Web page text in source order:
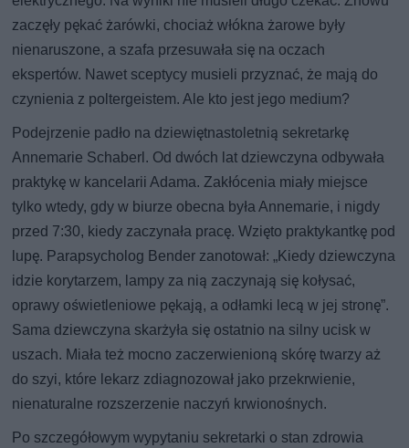
zaczęły pękać żarówki, chociaż włókna żarowe były
nienaruszone, a szafa przesuwała się na oczach
ekspertów. Nawet sceptycy musieli przyznać, że mają do
czynienia z poltergeistem. Ale kto jest jego medium?
Podejrzenie padło na dziewiętnastoletnią sekretarkę
Annemarie Schaberl. Od dwóch lat dziewczyna odbywała
praktykę w kancelarii Adama. Zakłócenia miały miejsce
tylko wtedy, gdy w biurze obecna była Annemarie, i nigdy
przed 7:30, kiedy zaczynała pracę. Wzięto praktykantkę pod
lupę. Parapsycholog Bender zanotował: „Kiedy dziewczyna
idzie korytarzem, lampy za nią zaczynają się kołysać,
oprawy oświetleniowe pękają, a odłamki lecą w jej stronę”.
Sama dziewczyna skarżyła się ostatnio na silny ucisk w
uszach. Miała też mocno zaczerwienioną skórę twarzy aż
do szyi, które lekarz zdiagnozował jako przekrwienie,
nienaturalne rozszerzenie naczyń krwionośnych.
Po szczegółowym wypytaniu sekretarki o stan zdrowia